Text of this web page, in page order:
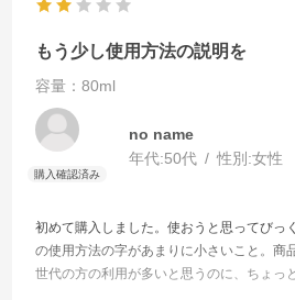
もう少し使用方法の説明を
容量：80ml
no name
年代:50代 性別:女性
初めて購入しました。使おうと思ってびっ
の使用方法の字があまりに小さいこと。商
世代の方の利用が多いと思うのに、ちょっ